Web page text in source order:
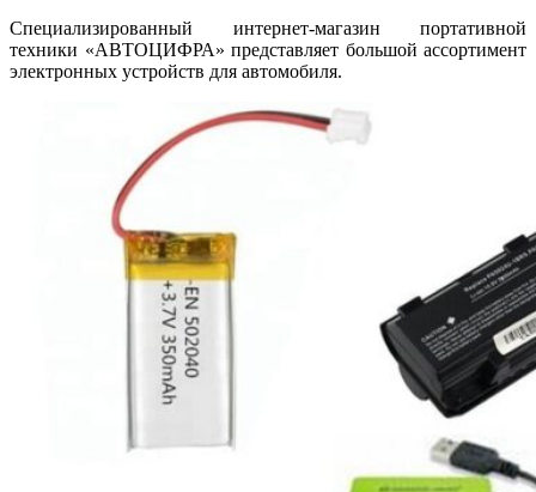
Специализированный интернет-магазин портативной
техники «АВТОЦИФРА» представляет большой ассортимент
электронных устройств для автомобиля.